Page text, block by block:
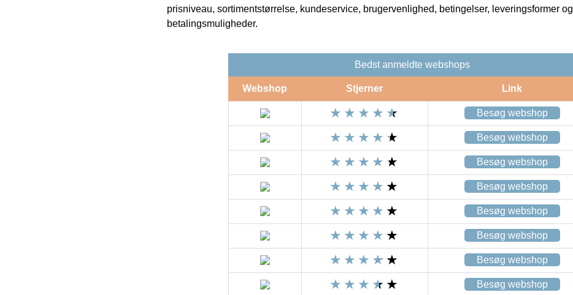
prisniveau, sortimentstørrelse, kundeservice, brugervenlighed, betingelser, leveringsformer og
betalingsmuligheder.
Bedst anmeldte webshops
Webshop Stjerner Link
Besøg webshop
Besøg webshop
Besøg webshop
Besøg webshop
Besøg webshop
Besøg webshop
Besøg webshop
Besøg webshop